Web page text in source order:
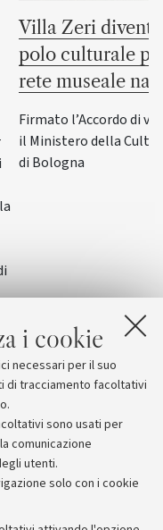
i cookie
necessari per il suo
di tracciamento facoltativi
sono usati per
comunicazione
utenti.
solo con i cookie
Villa Zeri
polo culturale
rete museale
Firmato l’Accordo di
il Ministero della
di Bologna